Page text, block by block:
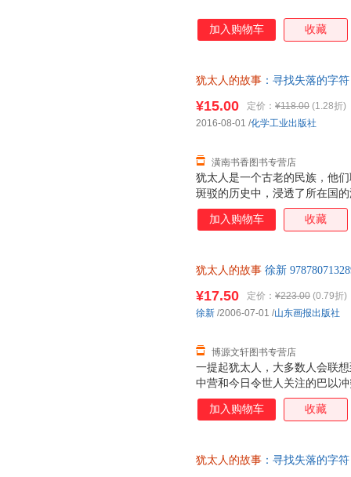
加入购物车 收藏
犹太人的故事 ：寻找失落的字
犹太人是一个古老的民族，他
斑驳的历史中，浸透了所在国
西门·沙马勋爵历经40年实地考
事：寻找失落的字符（公元前
节结合，试图寻找历史的痕迹
事将你带到从未想象的地方：
荧光闪烁的墙壁，罗马犹太墓
¥15.00 定价： ¥118.00 (1.28折)
潢南书香图书专营店
2016-08-01 /化学工业出版社
加入购物车 收藏
犹太人的故事 徐新
一提起犹太人，大多数人会联
中营和今日令世人关注的巴以
彩?为什么犹太人会遭到希特勒
在以色列地建国?恐怕许多人
太人存在的基础。在数千年受
¥17.50 定价： ¥223.00 (0.79折)
博源文轩图书专营店
徐新 /2006-07-01 /山东画报出版社
加入购物车 收藏
犹太人的故事 ：寻找失落的字